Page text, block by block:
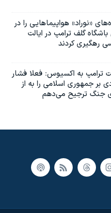
«نوراد» هواپیماهایی را در
باشگاه گلف ترامپ در ایالت
رهگیری کردند
ترامپ به اکسیوس: فعلا فشار
بر جمهوری اسلامی را به از
جنگ ترجیح می‌دهم